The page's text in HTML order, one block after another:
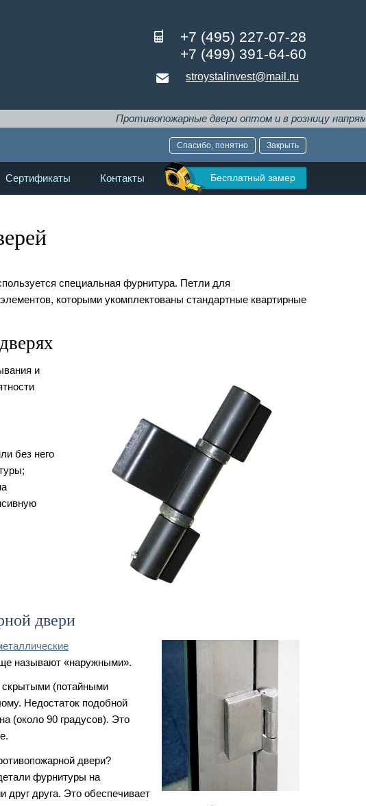
+7 (495) 227-07-28
+7 (499) 391-64-60
stroystalinvest@mail.ru
Противопожарные двери оптом и в розницу напрямую
Спасибо, понятно Закрыть
Сертификаты Контакты Бесплатный замер
специальная фурнитура. Петли для
которыми укомплектованы стандартные квартирные
и
без него
двери
называют «наружными».
скрытыми (потайными
Недостаток подобной
(около 90 градусов). Это
двери?
фурнитуры на
друг друга. Это обеспечивает